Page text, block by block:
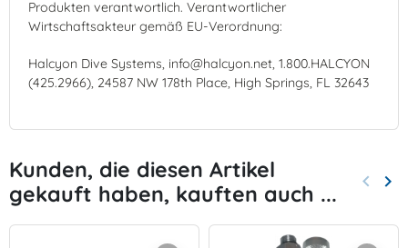
Produkten verantwortlich. Verantwortlicher
Wirtschaftsakteur gemäß EU-Verordnung:
Halcyon Dive Systems, info@halcyon.net, 1.800.HALCYON
(425.2966), 24587 NW 178th Place, High Springs, FL 32643
Kunden, die diesen Artikel
gekauft haben, kauften auch ...
Zurück
keyboard_arrow_left keyboard_arrow_right